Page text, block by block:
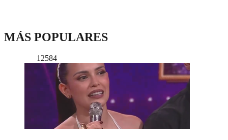
MÁS POPULARES
12584